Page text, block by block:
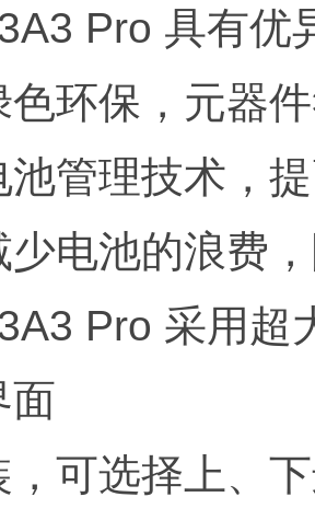
Pro 具有优
色环保，元器
池管理技术，
少电池的浪费
Pro 采用超
面
，可选择上、